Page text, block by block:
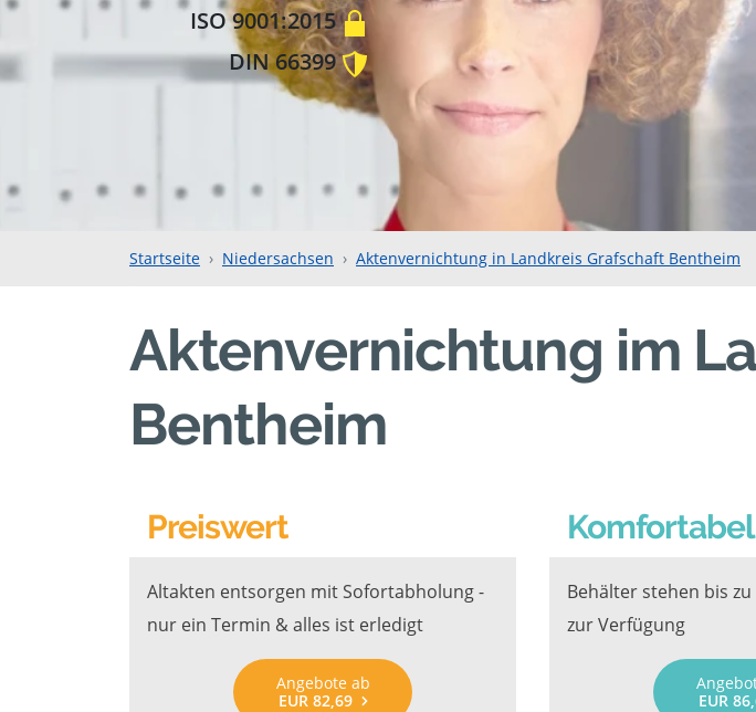
ISO 9001:2015
DIN 66399
Startseite Niedersachsen Aktenvernichtung in Landkreis Grafschaft Bentheim
Aktenvernichtung im
Bentheim
Preiswert
Altakten entsorgen mit Sofortabholung -
nur ein Termin & alles ist erledigt
Angebote ab
EUR 82,69
Komfortabel
Behälter stehen bis
zur Verfügung
EUR